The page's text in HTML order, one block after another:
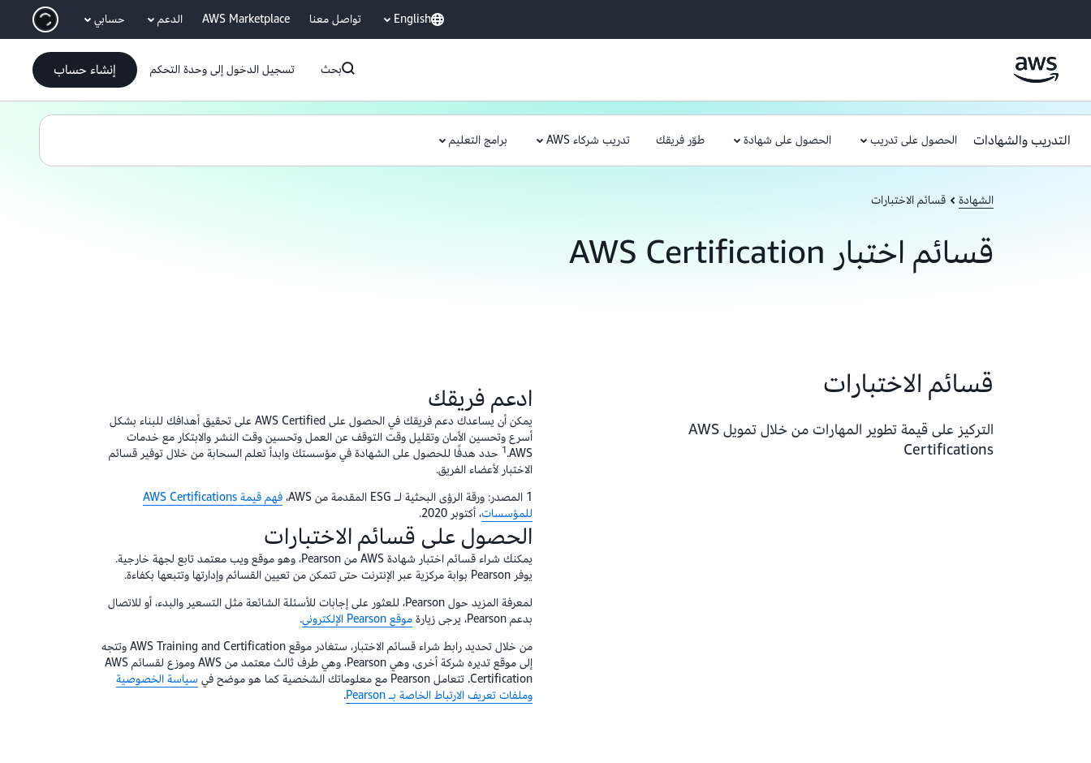
انتقل إلى المحتوى الرئيسي English تواصل معنا AWS Marketplace الدعم حسابي
بحث تسجيل الدخول إلى وحدة التحكم إنشاء حساب
التدريب والشهادات الحصول على تدريب الحصول على شهادة طوّر فريقك تدريب شركاء AWS برامج التعليم
الشهادة قسائم الاختبارات
قسائم اختبار AWS Certification
قسائم الاختبارات
التركيز على قيمة تطوير المهارات من خلال تمويل AWS
Certifications
ادعم فريقك
يمكن أن يساعدك دعم فريقك في الحصول على AWS Certified على تحقيق أهدافك للبناء بشكل
أسرع وتحسين الأمان وتقليل وقت التوقف عن العمل وتحسين وقت النشر والابتكار مع خدمات
AWS‏.
1 حدد هدفًا للحصول على الشهادة في مؤسستك وابدأ تعلم السحابة من خلال توفير قسائم
الاختبار لأعضاء الفريق.
1 المصدر: ورقة الرؤى البحثية لـ ESG المقدمة من AWS،
فهم قيمة AWS Certifications
للمؤسسات، أكتوبر 2020.
الحصول على قسائم الاختبارات
يمكنك شراء قسائم اختبار شهادة AWS من Pearson، وهو موقع ويب معتمد تابع لجهة خارجية.
يوفر Pearson بوابة مركزية عبر الإنترنت حتى تتمكن من تعيين القسائم وإدارتها وتتبعها بكفاءة.
لمعرفة المزيد حول Pearson، للعثور على إجابات للأسئلة الشائعة مثل التسعير والبدء، أو للاتصال
بدعم Pearson، يرجى زيارة
موقع Pearson الإلكتروني
.
من خلال تحديد رابط شراء قسائم الاختبار، ستغادر موقع AWS Training and Certification وتتجه
إلى موقع تديره شركة أخرى، وهي Pearson، وهي طرف ثالث معتمد من AWS وموزع لقسائم AWS
Certification. تتعامل Pearson مع معلوماتك الشخصية كما هو موضح في
سياسة الخصوصية
وملفات تعريف الارتباط الخاصة بـ Pearson
.